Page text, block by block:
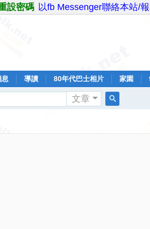
設密碼 以fb Messenger聯絡本站/
息 導讀 80年代巴士相片 家園
文章